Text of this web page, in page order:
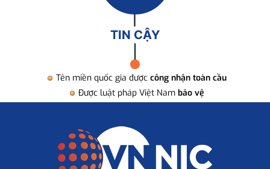
TIN CẬY
Tên miền quốc gia được công nhận toàn cầu
Được luật pháp Việt Nam bảo vệ